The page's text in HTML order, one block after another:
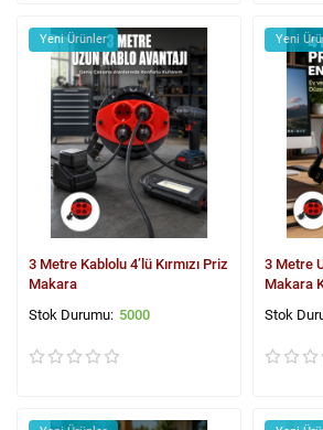
Yeni Ürünler
3 Metre Kablolu 4’lü Kırmızı Priz
Makara
5000
Yeni
3 Metre
Makara